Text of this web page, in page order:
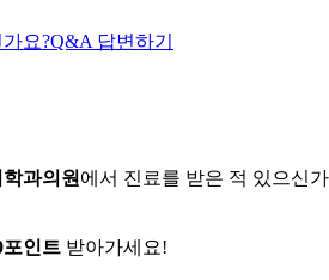
요?Q&A 답변하기
과의원 에서 진료를 받은 적 있으신가
포인트 받아가세요!